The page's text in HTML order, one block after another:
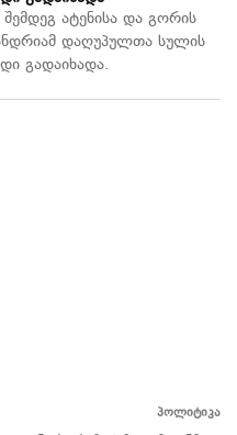
ატენისა და გორის
დაღუპულთა სულის
გადაიხადა.
პოლიტიკა